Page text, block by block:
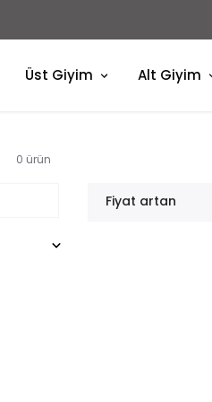
Üst Giyim Alt Giyim
0 ürün
Fiyat artan